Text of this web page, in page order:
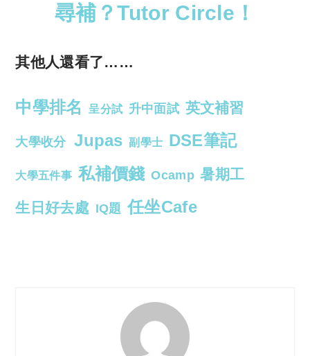
尋補？Tutor Circle！
其他人還看了……
中學排名 呈分試 升中面試 英文補習
大學收分 Jupas 副學士 DSE筆記
大學五件事 私補價錢 Ocamp 暑期工
生日好去處 IQ題 任坐Cafe